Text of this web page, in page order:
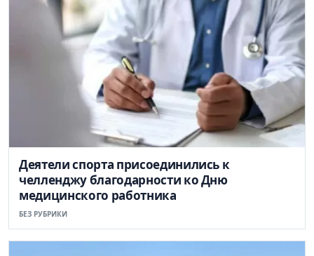
Деятели спорта присоединились к
челленджу благодарности ко Дню
медицинского работника
БЕЗ РУБРИКИ